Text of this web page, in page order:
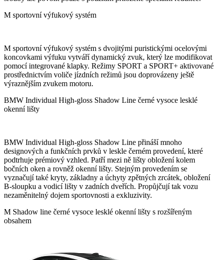
M sportovní výfukový systém
M sportovní výfukový systém s dvojitými puristickými ocelovými
koncovkami výfuku vytváří dynamický zvuk, který lze modifikovat
pomocí integrované klapky. Režimy SPORT a SPORT+ aktivované
prostřednictvím voliče jízdních režimů jsou doprovázeny ještě
výraznějším zvukem motoru.
BMW Individual High-gloss Shadow Line černé vysoce lesklé
okenní lišty
BMW Individual High-gloss Shadow Line přináší mnoho
designových a funkčních prvků v leskle černém provedení, které
podtrhuje prémiový vzhled. Patří mezi ně lišty obložení kolem
bočních oken a rovněž okenní lišty. Stejným provedením se
vyznačují také kryty, základny a úchyty zpětných zrcátek, obložení
B-sloupku a vodicí lišty v zadních dveřích. Propůjčují tak vozu
nezaměnitelný dojem sportovnosti a exkluzivity.
M Shadow line černé vysoce lesklé okenní lišty s rozšířeným
obsahem